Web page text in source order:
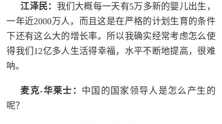
江泽民： 我们大概每一天有5万多新的婴儿出生，
一年近2000万人，而且这是在严格的计划生育的条件
下还有这么大的增长率。所以我确实经常考虑怎么使
得我们12亿多人生活得幸福，水平不断地提高，很难
呐。
麦克-华莱士： 中国的国家领导人是怎么产生的
呢？